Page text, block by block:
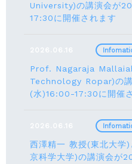
University)の講演会が
17:30に開催されます
2026.06.16
Prof. Nagaraja
Technology Ropar)の
(水)16:00-17:30に開催
2026.06.16
西澤精一 教授(東北大学
京科学大学)の講演会が